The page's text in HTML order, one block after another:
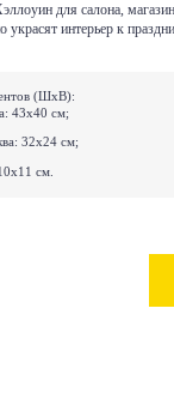
для салона,
интерьер к
(ШхВ):
43х40 см;
32х24 см;
см.